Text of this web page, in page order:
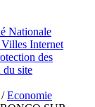
des
du site
/Economie